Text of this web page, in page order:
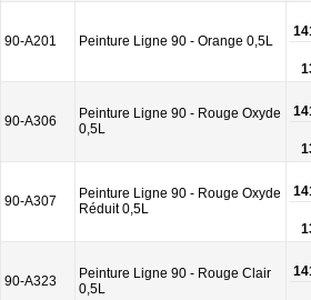
90-A201 Peinture Ligne 90 - Orange 0,5L
90-A306
Peinture Ligne 90 - Rouge Oxyde
0,5L
90-A307
Peinture Ligne 90 - Rouge Oxyde
Réduit 0,5L
90-A323
Peinture Ligne 90 - Rouge Clair
0,5L